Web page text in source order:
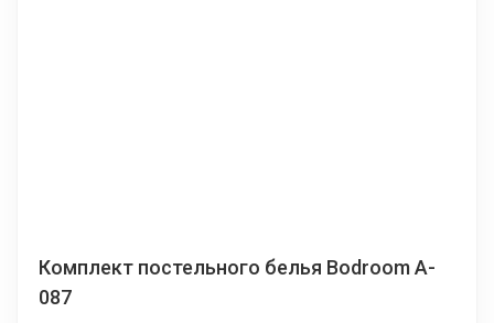
Комплект постельного белья Bodroom A-
087